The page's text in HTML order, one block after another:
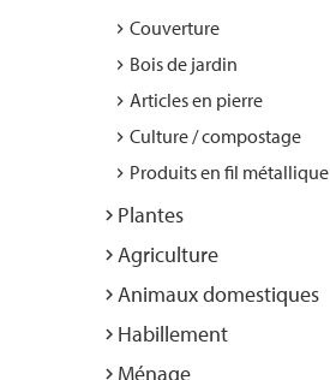
Couverture
Bois de jardin
Articles en pierre
Culture / compostage
Produits en fil métallique
Plantes
Agriculture
Animaux domestiques
Habillement
Ménage